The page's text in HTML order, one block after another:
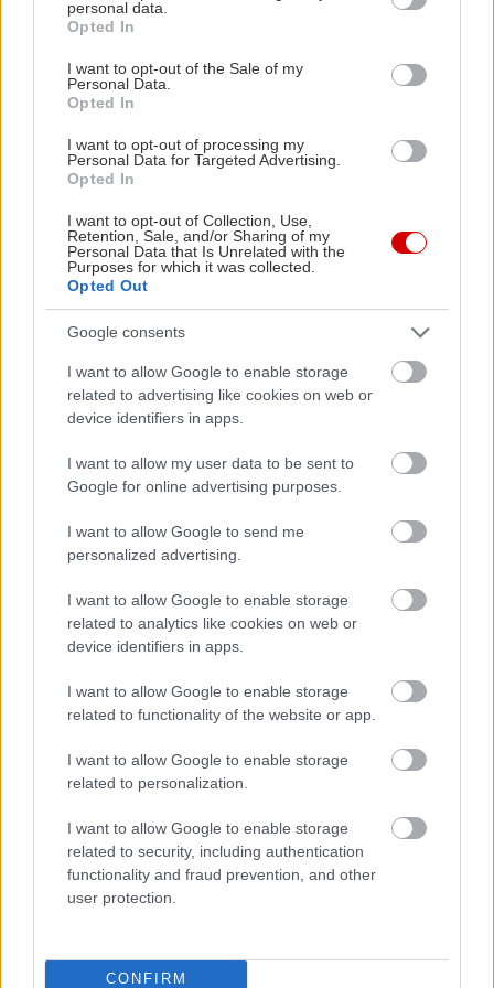
grant or deny consent to Google and its third-party tags to
use your data for below specified purposes in below Google
consent section.
personal data.
Opted In
I want to opt-out of the Sale of my
Personal Data.
Opted In
I want to opt-out of processing my
Personal Data for Targeted Advertising.
Opted In
I want to opt-out of Collection, Use,
Retention, Sale, and/or Sharing of my
Personal Data that Is Unrelated with the
Purposes for which it was collected.
Opted Out
Google consents
I want to allow Google to enable storage
related to advertising like cookies on web or
device identifiers in apps.
I want to allow my user data to be sent to
Google for online advertising purposes.
I want to allow Google to send me
personalized advertising.
I want to allow Google to enable storage
related to analytics like cookies on web or
device identifiers in apps.
I want to allow Google to enable storage
related to functionality of the website or app.
I want to allow Google to enable storage
related to personalization.
I want to allow Google to enable storage
related to security, including authentication
functionality and fraud prevention, and other
user protection.
CONFIRM
απόδραση στο εξαιρετικό Elefsina Hotel για
σε τιμή έκπληξη; Μανιάτικες γεύσεις «ντυμένες»
χριστουγεννιάτικα στο Μάνη Μάνη ή δείπνο διά
χειρός Μιχάλη Ντουνέτα με θέα στη φωτισμένη
Ακρόπολη;
Οι καλοφαγάδες έχουν την τιμητική τους κάθε
εορταστική περίοδο στην Αθήνα, και ειδικά τα
Χριστούγεννα επιτάσσουν μια κάποια
γαστριμαργική extravaganza. Δείτε αναλυτικά
χριστουγεννιάτικο ρεβεγιόνκαι… μείνετε
συντονισμένοι, ακολουθούν λεπτομέρειες για την
ακόμα πιο λαμπερή βραδιά της αλλαγής του
χρόνου.
Clubbing μέχρι πρωίας
Τα καλά τους φοράνε τα clubs και τα bars της
πόλης και μας περιμένουν για χορό μέχρι τελικής
πτώσης. Πρώτο και καλύτερο, τοVenue
των Χριστουγέννων και New Year’s Eve Party για
την παραμονή της Πρωτοχρονιάς. Στο
Mercedesο resident DJ Gigli μας περιμένει με
upbeat μουσικές για δύο special parties την
παραμονή των Χριστουγέννων και την παραμονή
της Πρωτοχρονιάς (το τραπέζι για 6 άτομα
κοστίζει 250 ευρώ, με μία φιάλη ποτό και μία
σαμπάνια)
Το κολωνακιώτικο